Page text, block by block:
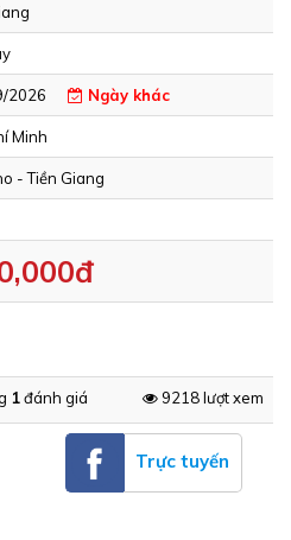
2026 Ngày khác
Minh
- Tiền Giang
1đánh giá 9218 lượt xem
Trực tuyến